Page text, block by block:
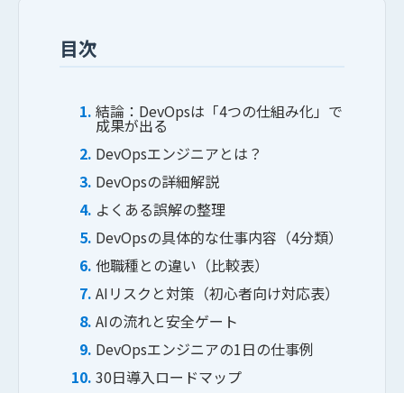
会社概要
事業内容
目次
結論：DevOpsは「4つの仕組み化」で
成果が出る
DevOpsエンジニアとは？
DevOpsの詳細解説
よくある誤解の整理
DevOpsの具体的な仕事内容（4分類）
他職種との違い（比較表）
AIリスクと対策（初心者向け対応表）
AIの流れと安全ゲート
DevOpsエンジニアの1日の仕事例
30日導入ロードマップ